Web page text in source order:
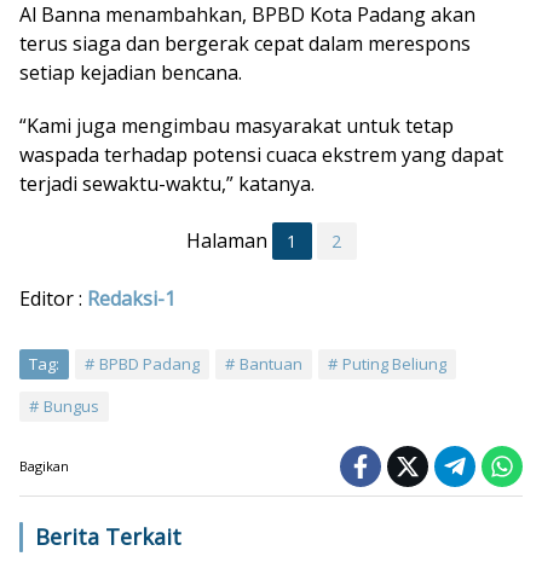
Al Banna menambahkan, BPBD Kota Padang akan
terus siaga dan bergerak cepat dalam merespons
setiap kejadian bencana.
“Kami juga mengimbau masyarakat untuk tetap
waspada terhadap potensi cuaca ekstrem yang dapat
terjadi sewaktu-waktu,” katanya.
Halaman 1 2
Editor : Redaksi-1
Tag: BPBD Padang Bantuan
Puting Beliung
Bungus
Bagikan
Berita Terkait